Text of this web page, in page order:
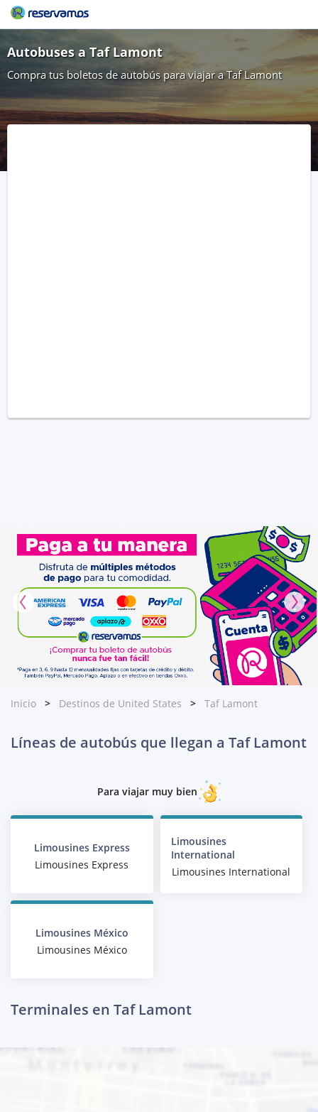
Autobuses a Taf Lamont
Compra tus boletos de autobús para viajar a Taf Lamont
Inicio Destinos de United States Taf Lamont
Líneas de autobús que llegan a Taf Lamont
Para viajar muy bien
Limousines Express
Limousines Express
Limousines
International
Limousines International
Limousines México
Limousines México
Terminales en Taf Lamont